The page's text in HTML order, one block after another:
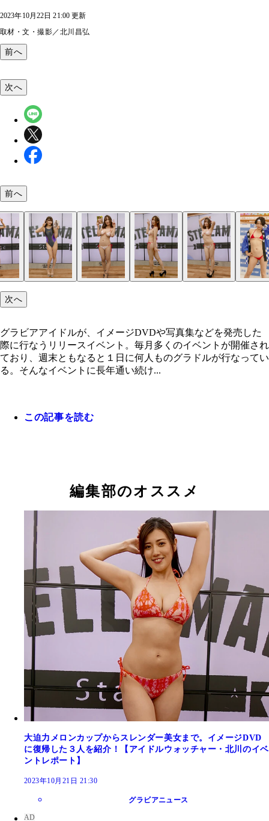
2023年10月22日 21:00 更新
取材・文・撮影／北川昌弘
前へ
次へ
前へ
次へ
グラビアアイドルが、イメージDVDや写真集などを発売した
際に行なうリリースイベント。毎月多くのイベントが開催され
ており、週末ともなると１日に何人ものグラドルが行なってい
る。そんなイベントに長年通い続け...
この記事を読む
編集部のオススメ
大迫力メロンカップからスレンダー美女まで。イメージDVD
に復帰した３人を紹介！【アイドルウォッチャー・北川のイベ
ントレポート】
2023年10月21日 21:30
グラビアニュース